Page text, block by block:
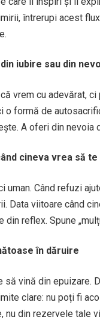
întrerupi acest
iubire sau din
vrem cu adevărat,
o formă de
A oferi din nevoia
cineva vrea să
uman. Când refuzi
Data viitoare când
reflex. Spune
în dăruire
să vină din
clare: nu poți fi
nu din rezervele tale